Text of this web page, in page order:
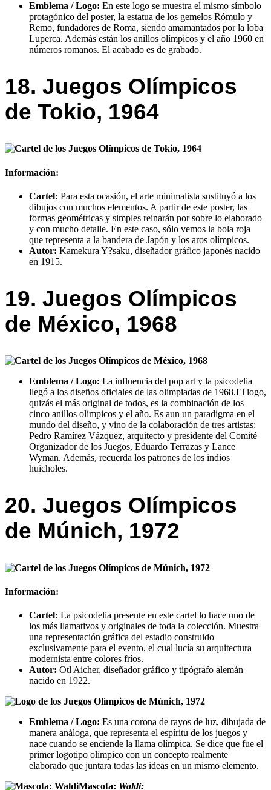
Emblema / Logo: En este logo se muestra el mismo símbolo
protagónico del poster, la estatua de los gemelos Rómulo y
Remo, fundadores de Roma, siendo amamantados por la loba
Luperca. Además están los anillos olímpicos y el año 1960 en
números romanos. El acabado es de grabado.
18. Juegos Olímpicos
de Tokio, 1964
Información:
Cartel: Para esta ocasión, el arte minimalista sustituyó a los
dibujos con muchos elementos. A partir de este poster, las
formas geométricas y simples reinarán por sobre lo elaborado
y con mucho detalle. En este caso, sólo vemos la bola roja
que representa a la bandera de Japón y los aros olímpicos.
Autor: Kamekura Y?saku, diseñador gráfico japonés nacido
en 1915.
19. Juegos Olímpicos
de México, 1968
Emblema / Logo: La influencia del pop art y la psicodelia
llegó a los diseños oficiales de las olimpiadas de 1968.El logo,
quizás el más original de todos, es la combinación de los
cinco anillos olímpicos y el año. Es aun un paradigma en el
mundo del diseño, y vino de la colaboración de tres artistas:
Pedro Ramírez Vázquez, arquitecto y presidente del Comité
Organizador de los Juegos, Eduardo Terrazas y Lance
Wyman. Además, recuerda los patrones de los indios
huicholes.
20. Juegos Olímpicos
de Múnich, 1972
Información:
Cartel: La psicodelia presente en este cartel lo hace uno de
los más llamativos y originales de toda la colección. Muestra
una representación gráfica del estadio construido
exclusivamente para el evento, el cual lucía su arquitectura
modernista entre colores fríos.
Autor: Otl Aicher, diseñador gráfico y tipógrafo alemán
nacido en 1922.
Emblema / Logo: Es una corona de rayos de luz, dibujada de
manera análoga, que representa el espíritu de los juegos y
nace cuando se enciende la llama olímpica. Se dice que fue el
primer logotipo olímpico con un concepto realmente
elaborado que juntara todas las ideas en un mismo elemento.
Mascota: Waldi: